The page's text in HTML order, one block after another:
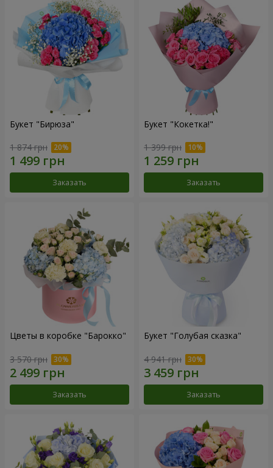
Букет "Бирюза"
1 874 грн
Заказать
Букет "Кокетка!"
1 399 грн
Заказать
Цветы в коробке "Барокко"
3 570 грн
Заказать
Букет "Голубая сказка"
4 941 грн
Заказать